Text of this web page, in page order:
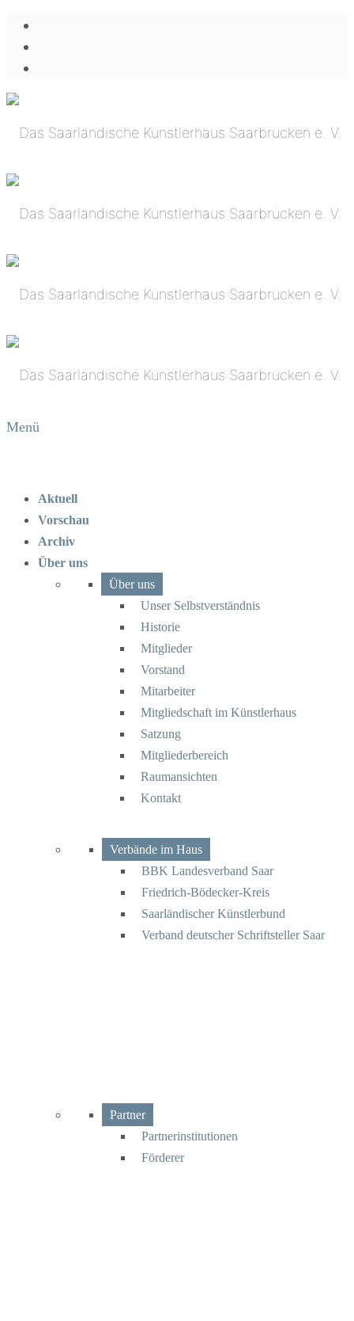
Menü
Aktuell
Vorschau
Archiv
Über uns
Über uns
Unser Selbstverständnis
Historie
Mitglieder
Vorstand
Mitarbeiter
Mitgliedschaft im Künstlerhaus
Satzung
Mitgliederbereich
Raumansichten
Kontakt
Verbände im Haus
BBK Landesverband Saar
Friedrich-Bödecker-Kreis
Saarländischer Künstlerbund
Verband deutscher Schriftsteller Saar
Partner
Partnerinstitutionen
Förderer